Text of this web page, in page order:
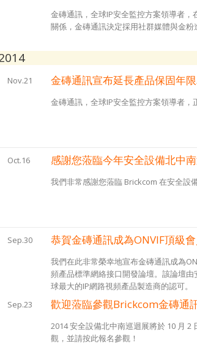
金磚通訊，全球IP安全監控方案領導者
關係，金磚通訊決定採用社群媒體與金粉
Nov.21 金磚通訊宣布延長產品保固年
金磚通訊，全球IP安全監控方案領導者，
Oct.16 感謝您蒞臨今年安全設備北中
我們非常感謝您蒞臨 Brickcom 在安全設
Sep.30 恭賀金磚通訊成為ONVIF頂級
我們在此非常榮幸地宣布金磚通訊成為
頻產品標準網絡接口開發論壇。該論壇
球最大的IP網路視頻產品製造商的認可。
Sep.23
歡迎蒞臨參觀Brickcom金磚通
2014 安全設備北中南巡迴展將於 10 月
觀，並請按此報名參觀！